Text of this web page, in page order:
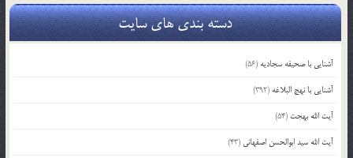
دسته بندی های سایت
آشنایی با صحیفه سجادیه (56)
آشنایی با نهج البلاغه (392)
آیت الله بهجت (54)
آیت الله سید ابوالحسن اصفهانی (43)